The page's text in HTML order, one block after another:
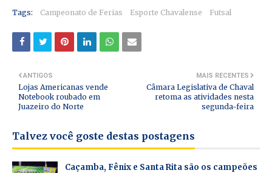
Tags: Campeonato de Ferias Esporte Chavalense Futsal
MAIS RECENTES
Câmara Legislativa de Chaval
retoma as atividades nesta
segunda-feira
ANTIGOS
Lojas Americanas vende
Notebook roubado em
Juazeiro do Norte
Talvez você goste destas postagens
Caçamba, Fênix e Santa Rita são os campeões